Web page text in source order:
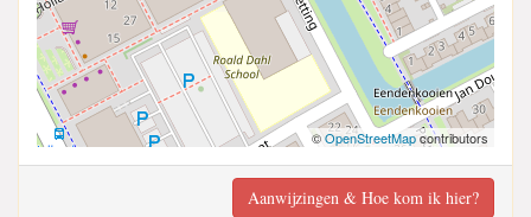
©OpenStreetMapcontributors
Aanwijzingen & Hoe kom ik hier?